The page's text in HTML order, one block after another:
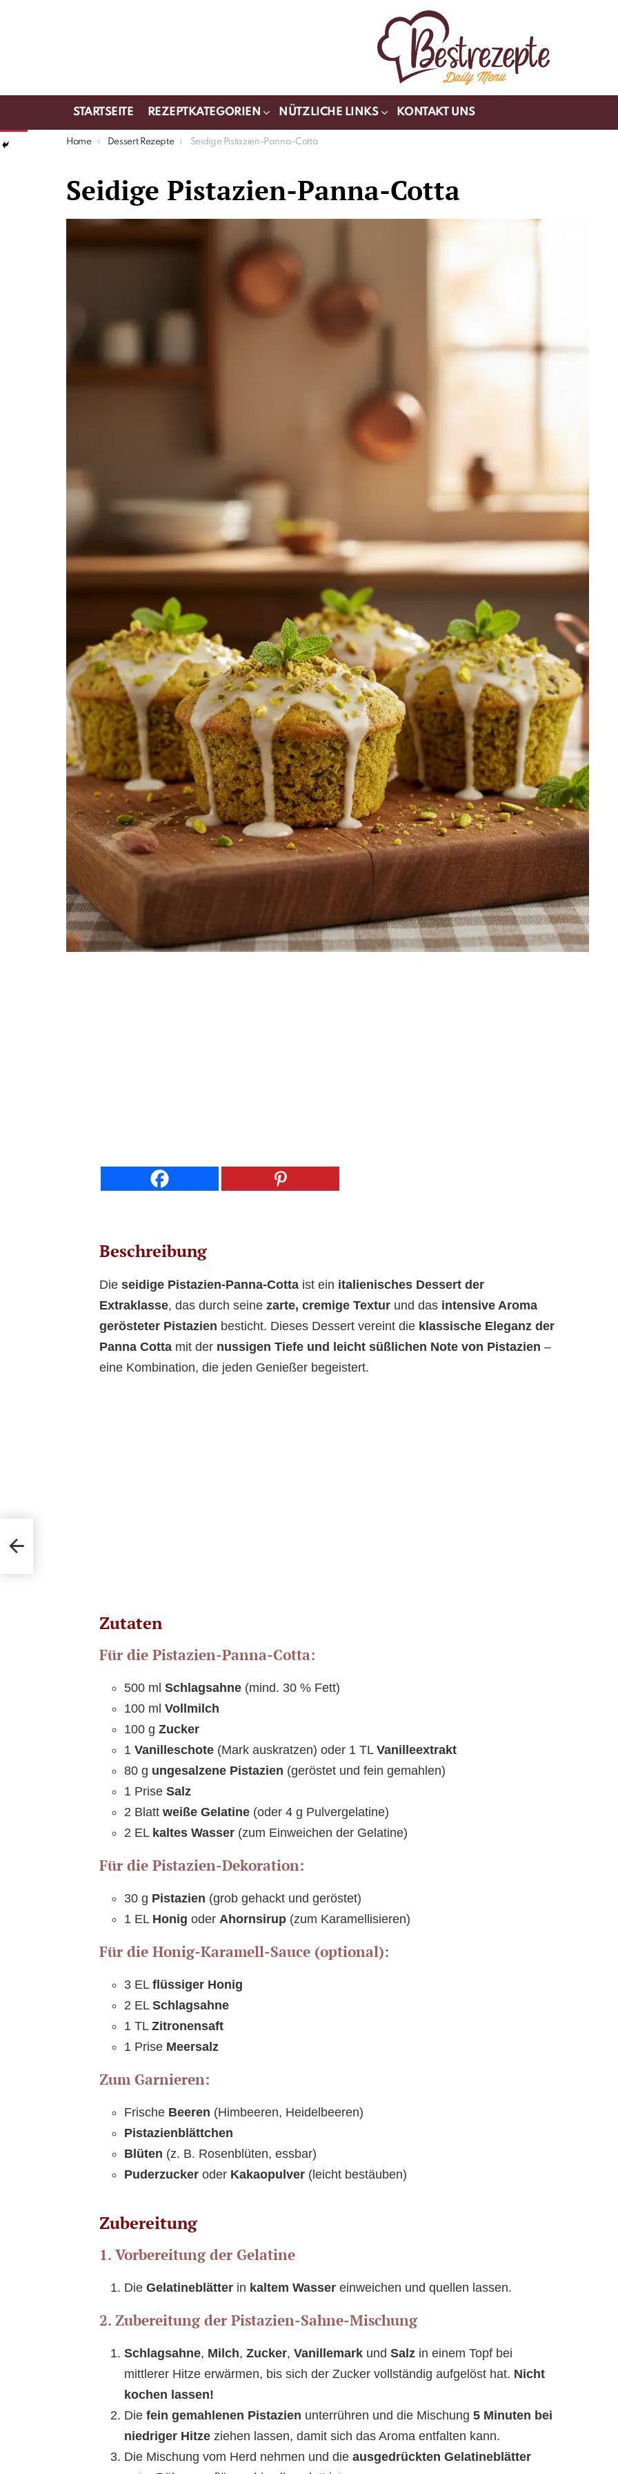
STARTSEITE REZEPTKATEGORIEN NÜTZLICHE LINKS KONTAKT UNS
You are here:
Home Dessert Rezepte Seidige Pistazien-Panna-Cotta
Seidige Pistazien-Panna-Cotta
Beschreibung
Die seidige Pistazien-Panna-Cotta ist ein italienisches Dessert der
Extraklasse, das durch seine zarte, cremige Textur und das intensive Aroma
gerösteter Pistazien besticht. Dieses Dessert vereint die klassische Eleganz der
Panna Cotta mit der nussigen Tiefe und leicht süßlichen Note von Pistazien –
eine Kombination, die jeden Genießer begeistert.
Zutaten
Für die Pistazien-Panna-Cotta:
500 ml Schlagsahne (mind. 30 % Fett)
100 ml Vollmilch
100 g Zucker
1 Vanilleschote (Mark auskratzen) oder 1 TL Vanilleextrakt
80 g ungesalzene Pistazien (geröstet und fein gemahlen)
1 Prise Salz
2 Blatt weiße Gelatine (oder 4 g Pulvergelatine)
2 EL kaltes Wasser (zum Einweichen der Gelatine)
Für die Pistazien-Dekoration:
30 g Pistazien (grob gehackt und geröstet)
1 EL Honig oder Ahornsirup (zum Karamellisieren)
Für die Honig-Karamell-Sauce (optional):
3 EL flüssiger Honig
2 EL Schlagsahne
1 TL Zitronensaft
1 Prise Meersalz
Zum Garnieren:
Frische Beeren (Himbeeren, Heidelbeeren)
Pistazienblättchen
Blüten (z. B. Rosenblüten, essbar)
Puderzucker oder Kakaopulver (leicht bestäuben)
Zubereitung
1. Vorbereitung der Gelatine
Die Gelatineblätter in kaltem Wasser einweichen und quellen lassen.
2. Zubereitung der Pistazien-Sahne-Mischung
Schlagsahne, Milch, Zucker, Vanillemark und Salz in einem Topf bei
mittlerer Hitze erwärmen, bis sich der Zucker vollständig aufgelöst hat. Nicht
kochen lassen!
Die fein gemahlenen Pistazien unterrühren und die Mischung 5 Minuten bei
niedriger Hitze ziehen lassen, damit sich das Aroma entfalten kann.
Die Mischung vom Herd nehmen und die ausgedrückten Gelatineblätter